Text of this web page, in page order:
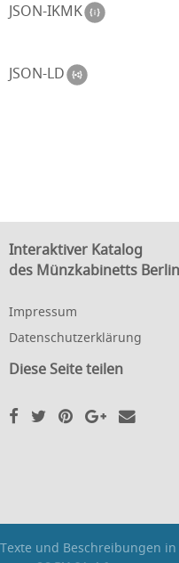
JSON-IKMK
JSON-LD
Interaktiver Katalog
des Münzkabinetts Berlin
Impressum
Datenschutzerklärung
Diese Seite teilen
Texte und Beschreibungen